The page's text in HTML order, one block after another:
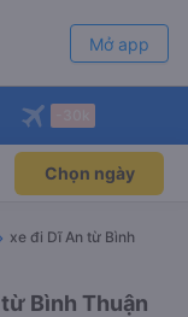
Mở app
Mở app
Chọn ngày
xe đi Dĩ An từ Bình
Bình Thuận